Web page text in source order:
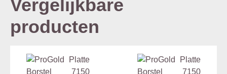
Vergelijkbare
producten